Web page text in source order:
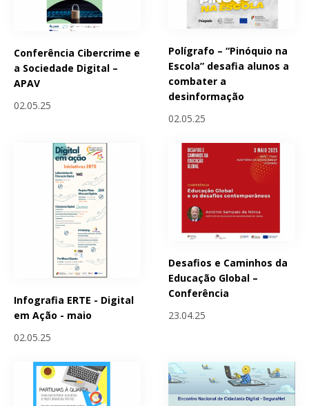
Conferência Cibercrime e
a Sociedade Digital –
APAV
02.05.25
Polígrafo – “Pinóquio na
Escola” desafia alunos a
combater a
desinformação
02.05.25
Infografia ERTE - Digital
em Ação - maio
02.05.25
Desafios e Caminhos da
Educação Global –
Conferência
23.04.25